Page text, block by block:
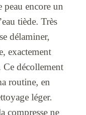
peau encore un
tiède. Très
délaminer,
exactement
Ce décollement
routine, en
léger.
compresse ne